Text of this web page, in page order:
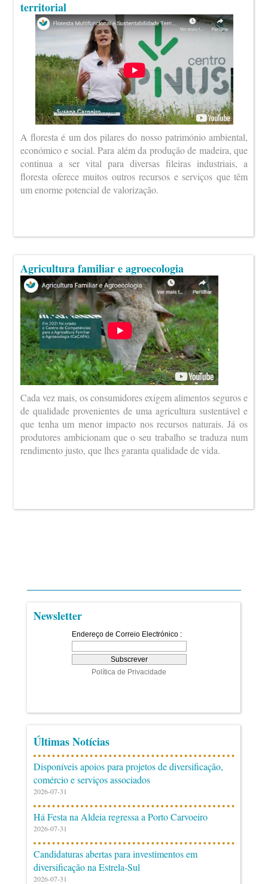
territorial
A floresta é um dos pilares do nosso património ambiental,
económico e social. Para além da produção de madeira, que
continua a ser vital para diversas fileiras industriais, a
floresta oferece muitos outros recursos e serviços que têm
um enorme potencial de valorização.
Agricultura familiar e agroecologia
Cada vez mais, os consumidores exigem alimentos seguros e
de qualidade provenientes de uma agricultura sustentável e
que tenha um menor impacto nos recursos naturais. Já os
produtores ambicionam que o seu trabalho se traduza num
rendimento justo, que lhes garanta qualidade de vida.
Newsletter
Últimas Notícias
Disponíveis apoios para projetos de diversificação,
comércio e serviços associados
2026-07-31
Há Festa na Aldeia regressa a Porto Carvoeiro
2026-07-31
Candidaturas abertas para investimentos em
diversificação na Estrela-Sul
2026-07-31